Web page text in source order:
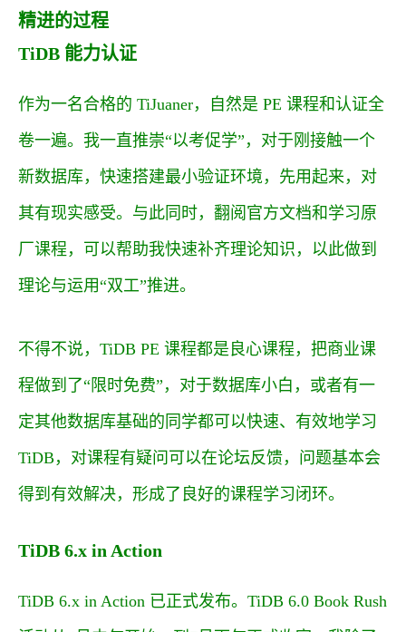
精进的过程
TiDB 能力认证
作为一名合格的 TiJuaner，自然是 PE 课程和认证全
卷一遍。我一直推崇“以考促学”，对于刚接触一个
新数据库，快速搭建最小验证环境，先用起来，对
其有现实感受。与此同时，翻阅 官方文档和学习原
厂课程 ，可以帮助我快速补齐理论知识，以此做到
理论与运用“双工”推进。
不得不说，TiDB PE 课程都是良心课程，把商业课
程做到了“限时免费”，对于数据库小白，或者有一
定其他数据库基础的同学都可以快速、有效地学习
TiDB，对课程有疑问可以在论坛反馈，问题基本会
得到有效解决，形成了良好的课程学习闭环。
TiDB 6.x in Action
TiDB 6.x in Action 已正式发布。 TiDB 6.0 Book Rush